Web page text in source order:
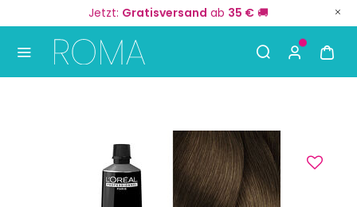
Jetzt: Gratisversand ab 35 € 🚚